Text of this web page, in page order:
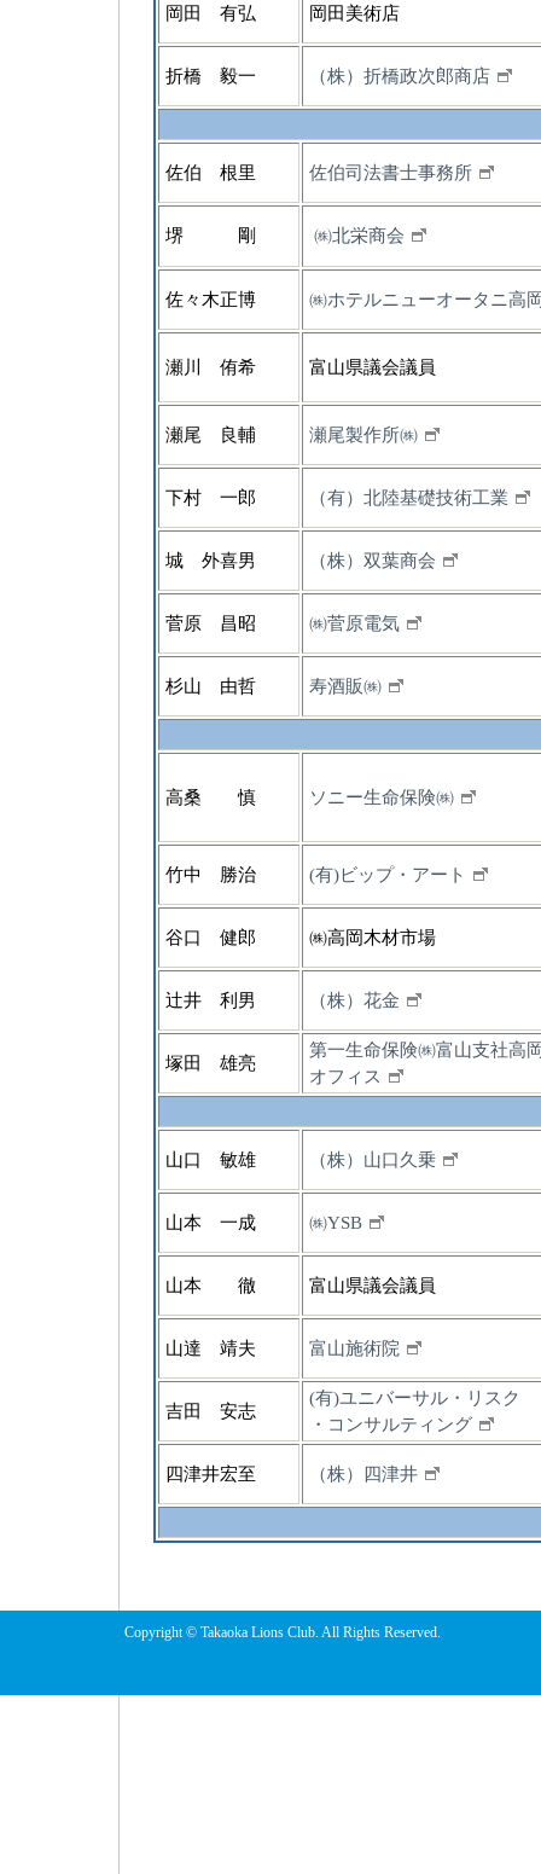
岡田 有弘 岡田美術店
折橋 毅一 （株）折橋政次郎商店
佐伯 根里 佐伯司法書士事務所
堺 剛 ㈱北栄商会
佐々木正博 ㈱ホテルニューオータニ高
瀬川 侑希 富山県議会議員
瀬尾 良輔 瀬尾製作所㈱
下村 一郎 （有）北陸基礎技術工業
城 外喜男 （株）双葉商会
菅原 昌昭 ㈱菅原電気
杉山 由哲 寿酒販㈱
高桑 慎 ソニー生命保険㈱
竹中 勝治 (有)ビップ・アート
谷口 健郎 ㈱高岡木材市場
辻井 利男 （株）花金
塚田 雄亮
第一生命保険㈱富山支社高
オフィス
山口 敏雄 （株）山口久乗
山本 一成 ㈱YSB
山本 徹 富山県議会議員
山達 靖夫 富山施術院
吉田 安志
(有)ユニバーサル・リスク
・コンサルティング
四津井宏至 （株）四津井
Copyright © Takaoka Lions Club. All Rights Reserved.